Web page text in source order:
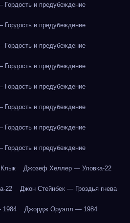
и предубеждение
и предубеждение
и предубеждение
и предубеждение
и предубеждение
и предубеждение
и предубеждение
и предубеждение
Джозеф Хеллер — Уловка-22
22 Джон Стейнбек — Гроздья гнева
Джордж Оруэлл — 1984